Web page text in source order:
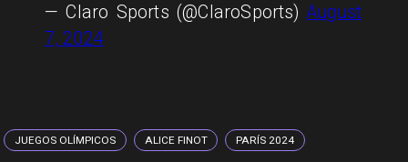
— Claro Sports (@ClaroSports) August
7, 2024
JUEGOS OLÍMPICOS ALICE FINOT PARÍS 2024